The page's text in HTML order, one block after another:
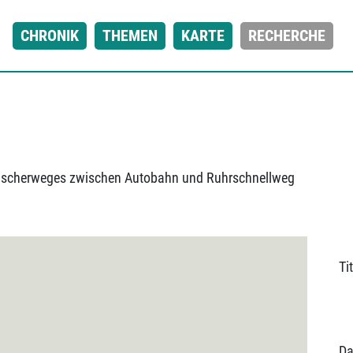
CHRONIK THEMEN KARTE RECHERCHE
zwischen Autobahn und Ruhrschnellweg